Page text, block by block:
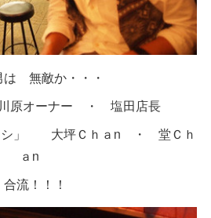
は 無敵か・・・
原オーナー ・ 塩田店長
シ」 大坪Ｃｈａn ・ 堂Ｃｈ
ａn
合流！！！